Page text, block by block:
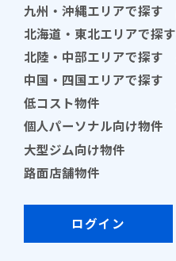
九州・沖縄エリアで探す
北海道・東北エリアで探す
北陸・中部エリアで探す
中国・四国エリアで探す
低コスト物件
個人パーソナル向け物件
大型ジム向け物件
路面店舗物件
ログイン